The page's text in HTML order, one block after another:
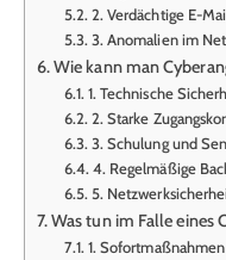
2. Verdächtige E-
3. Anomalien im
Wie kann man
1. Technische
2. Starke
3. Schulung und
4. Regelmäßige
5.
Was tun im Falle eines
1. Sofortmaßnahmen